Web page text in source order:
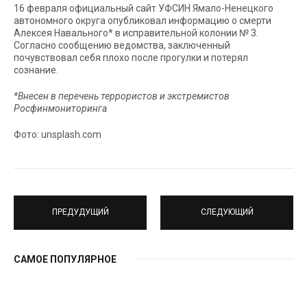
16 февраля официальный сайт УФСИН Ямало-Ненецкого
автономного округа опубликовал информацию о смерти
Алексея Навального* в исправительной колонии № 3.
Согласно сообщению ведомства, заключенный
почувствовал себя плохо после прогулки и потерял
сознание.
*Внесен в перечень террористов и экстремистов
Росфинмониторинга
Фото: unsplash.com
ПРЕДУДУЩИЙ СЛЕДУЮЩИЙ
САМОЕ ПОПУЛЯРНОЕ